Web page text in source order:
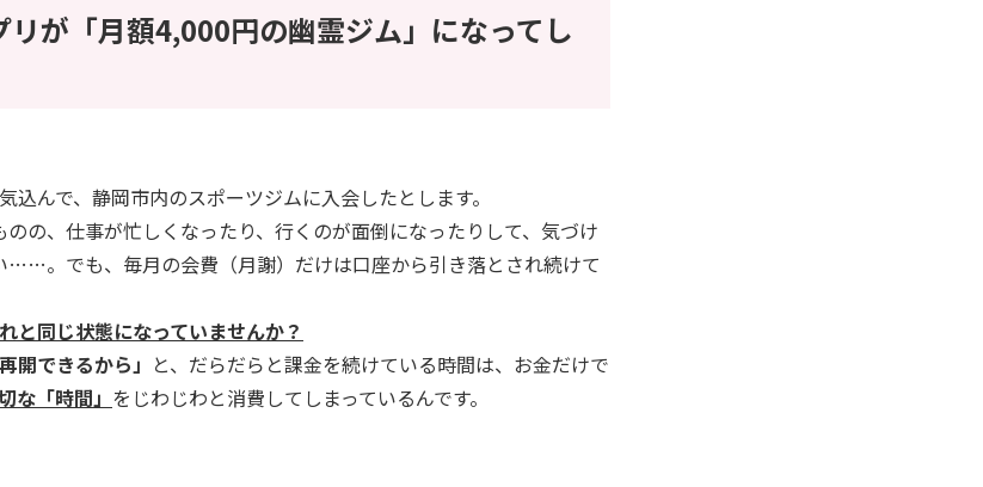
リが「月額4,000円の幽霊ジム」になってし
込んで、静岡市内のスポーツジムに入会したとします。
の、仕事が忙しくなったり、行くのが面倒になったりして、気づけ
……。でも、毎月の会費（月謝）だけは口座から引き落とされ続けて
と同じ状態になっていませんか？
開できるから」 と、だらだらと課金を続けている時間は、お金だけで
な「時間」 をじわじわと消費してしまっているんです。